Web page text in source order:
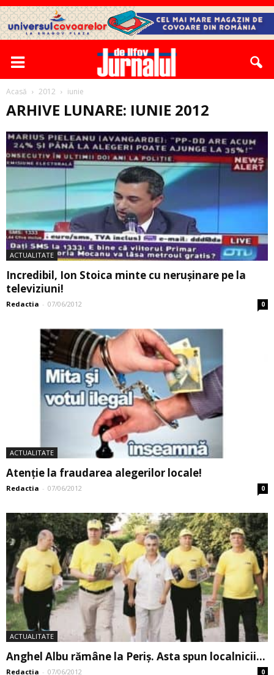
Acasă 2012 iunie
ARHIVE LUNARE: IUNIE 2012
ACTUALITATE
Incredibil, Ion Stoica minte cu nerușinare pe la
televiziuni!
Redactia - 07/06/2012 0
ACTUALITATE
Atenţie la fraudarea alegerilor locale!
Redactia - 07/06/2012 0
ACTUALITATE
Anghel Albu rămâne la Periș. Asta spun ­localnicii…
Redactia - 07/06/2012 0